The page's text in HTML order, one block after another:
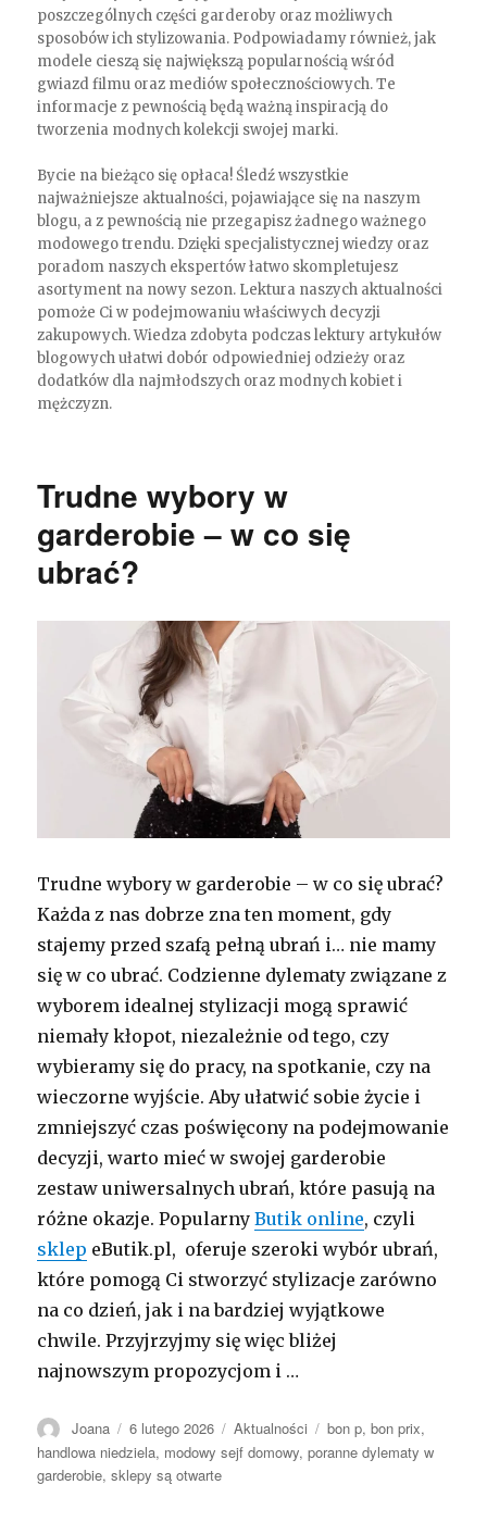
poszczególnych części garderoby oraz możliwych
sposobów ich stylizowania. Podpowiadamy również, jak
modele cieszą się największą popularnością wśród
gwiazd filmu oraz mediów społecznościowych. Te
informacje z pewnością będą ważną inspiracją do
tworzenia modnych kolekcji swojej marki.
Bycie na bieżąco się opłaca! Śledź wszystkie
najważniejsze aktualności, pojawiające się na naszym
blogu, a z pewnością nie przegapisz żadnego ważnego
modowego trendu. Dzięki specjalistycznej wiedzy oraz
poradom naszych ekspertów łatwo skompletujesz
asortyment na nowy sezon. Lektura naszych aktualności
pomoże Ci w podejmowaniu właściwych decyzji
zakupowych. Wiedza zdobyta podczas lektury artykułów
blogowych ułatwi dobór odpowiedniej odzieży oraz
dodatków dla najmłodszych oraz modnych kobiet i
mężczyzn.
Trudne wybory w
garderobie – w co się
ubrać?
Trudne wybory w garderobie – w co się ubrać?
Każda z nas dobrze zna ten moment, gdy
stajemy przed szafą pełną ubrań i… nie mamy
się w co ubrać. Codzienne dylematy związane z
wyborem idealnej stylizacji mogą sprawić
niemały kłopot, niezależnie od tego, czy
wybieramy się do pracy, na spotkanie, czy na
wieczorne wyjście. Aby ułatwić sobie życie i
zmniejszyć czas poświęcony na podejmowanie
decyzji, warto mieć w swojej garderobie
zestaw uniwersalnych ubrań, które pasują na
różne okazje. PopularnyButik online, czyli
sklep eButik.pl, oferuje szeroki wybór ubrań,
które pomogą Ci stworzyć stylizacje zarówno
na co dzień, jak i na bardziej wyjątkowe
chwile. Przyjrzyjmy się więc bliżej
najnowszym propozycjom i …
Autor
Joana Opublikowano
6 lutego 2026 Kategorie
Aktualności Tagi
bon p,bon prix,
handlowa niedziela, modowy sejf domowy,poranne dylematy w
garderobie,sklepy są otwarte